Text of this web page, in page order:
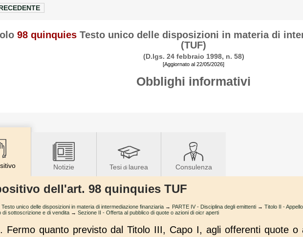
98 quinquies Testo unico delle disposizioni in materia di
(TUF)
(D.lgs. 24 febbraio 1998, n. 58)
[Aggiornato al 22/05/2026]
Obblighi informativi
Notizie Tesi di laurea Consulenza
dell'art. 98 quinquies TUF
Testo unico delle disposizioni in materia di intermediazione finanziaria → PARTE IV - Disciplina degli emittenti → Titolo II -
di sottoscrizione e di vendita → Sezione II - Offerta al pubblico di quote o azioni di oicr aperti
Fermo quanto previsto dal Titolo III, Capo I, agli offerenti quote o